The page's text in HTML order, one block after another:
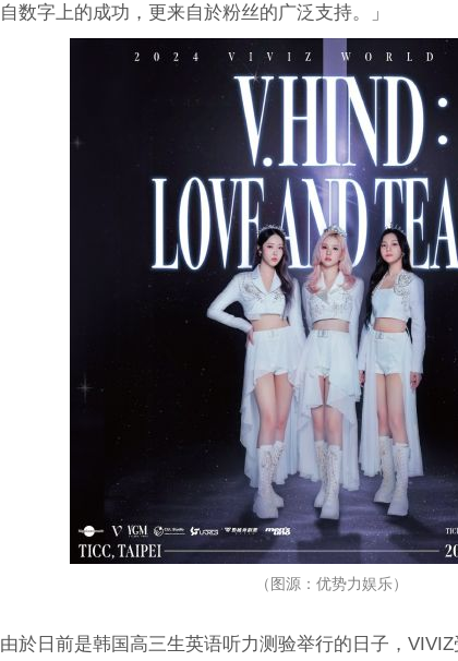
自数字上的成功，更来自於粉丝的广泛支持。」
（图源：优势力娱乐）
由於日前是韩国高三生英语听力测验举行的日子，